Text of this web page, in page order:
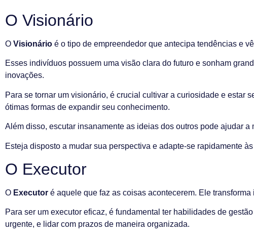
O Visionário
O Visionário é o tipo de empreendedor que antecipa tendências e
Esses indivíduos possuem uma visão clara do futuro e sonham
inovações.
Para se tornar um visionário, é crucial cultivar a curiosidade e estar
ótimas formas de expandir seu conhecimento.
Além disso, escutar insanamente as ideias dos outros pode ajudar
Esteja disposto a mudar sua perspectiva e adapte-se rapidamente
O Executor
O Executor é aquele que faz as coisas acontecerem. Ele
Para ser um executor eficaz, é fundamental ter habilidades de
urgente, e lidar com prazos de maneira organizada.